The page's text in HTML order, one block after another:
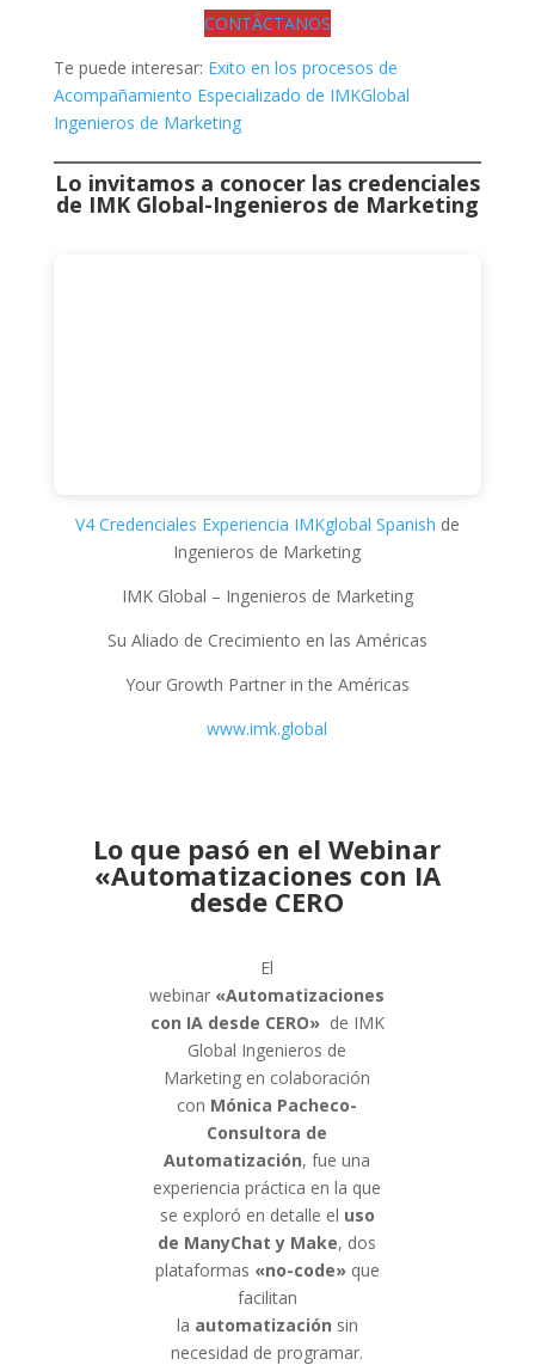
CONTÁCTANOS
Te puede interesar: Exito en los procesos de
Acompañamiento Especializado de IMKGlobal
Ingenieros de Marketing
Lo invitamos a conocer las credenciales
de IMK Global-Ingenieros de Marketing
V4 Credenciales Experiencia IMKglobal Spanish de
Ingenieros de Marketing
IMK Global – Ingenieros de Marketing
Su Aliado de Crecimiento en las Américas
Your Growth Partner in the Américas
www.imk.global
Lo que pasó en el Webinar
«Automatizaciones con IA
desde CERO
El
webinar «Automatizaciones
con IA desde CERO» de IMK
Global Ingenieros de
Marketing en colaboración
con Mónica Pacheco-
Consultora de
Automatización, fue una
experiencia práctica en la que
se exploró en detalle el uso
de ManyChat y Make, dos
plataformas «no-code» que
facilitan
la automatización sin
necesidad de programar.